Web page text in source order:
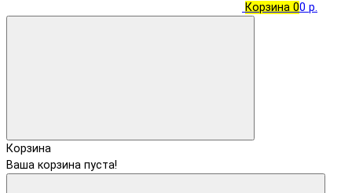
Корзина 00 р.
Корзина
Ваша корзина пуста!